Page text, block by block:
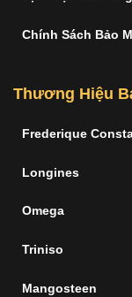
Chính Sách Bảo
Thương Hiệu
Frederique
Longines
Omega
Triniso
Mangosteen